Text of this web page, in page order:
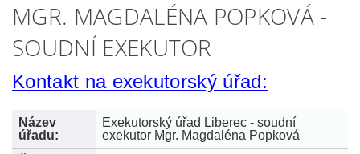
MGR. MAGDALÉNA POPKOVÁ -
SOUDNÍ EXEKUTOR
Kontakt na exekutorský úřad:
Název
úřadu:
Exekutorský úřad Liberec - soudní
exekutor Mgr. Magdaléna Popková